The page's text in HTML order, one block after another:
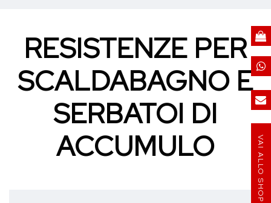
RESISTENZE PER
SCALDABAGNO E
SERBATOI DI
ACCUMULO
VAI ALLO SHOP